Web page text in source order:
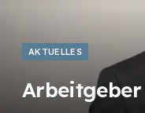
AKTUELLES
Arbeitgeber